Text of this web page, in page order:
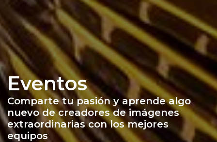
Eventos
Comparte tu pasión y aprende algo
nuevo de creadores de imágenes
extraordinarias con los mejores
equipos